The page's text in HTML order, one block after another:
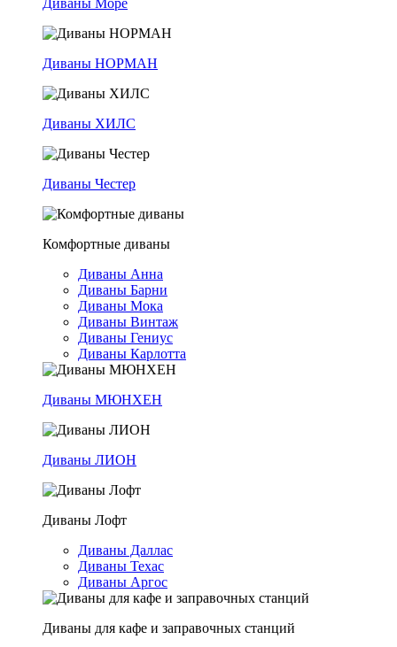
Диваны Море
Диваны НОРМАН
Диваны ХИЛС
Диваны Честер
Комфортные диваны
Диваны Анна
Диваны Барни
Диваны Мока
Диваны Винтаж
Диваны Гениус
Диваны Карлотта
Диваны МЮНХЕН
Диваны ЛИОН
Диваны Лофт
Диваны Даллас
Диваны Техас
Диваны Аргос
Диваны для кафе и заправочных станций